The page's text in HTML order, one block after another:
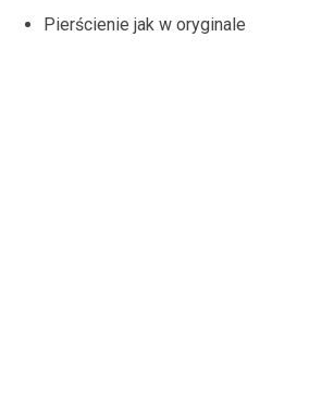
Pierścienie jak w oryginale